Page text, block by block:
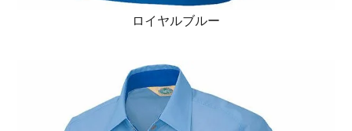
ロイヤルブルー